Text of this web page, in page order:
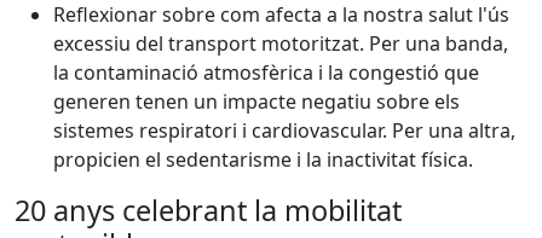
Reflexionar sobre com afecta a la nostra salut l'ús
excessiu del transport motoritzat. Per una banda,
la contaminació atmosfèrica i la congestió que
generen tenen un impacte negatiu sobre els
sistemes respiratori i cardiovascular. Per una altra,
propicien el sedentarisme i la inactivitat física.
20 anys celebrant la mobilitat